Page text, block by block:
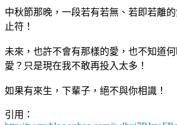
中秋節那晚，一段若有若無、若即若離
止符！
未來，也許不會有那樣的愛，也不知道
愛？只是現在我不敢再投入太多！
如果有來生，下輩子，絕不與你相識！
引用：